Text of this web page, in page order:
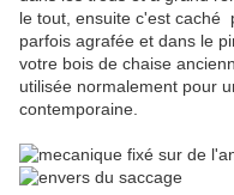
le tout, ensuite c'est caché
parfois agrafée et dans le
votre bois de chaise
utilisée normalement pour
contemporaine.